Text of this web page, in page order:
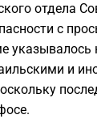
отдела
с
указывалось
и